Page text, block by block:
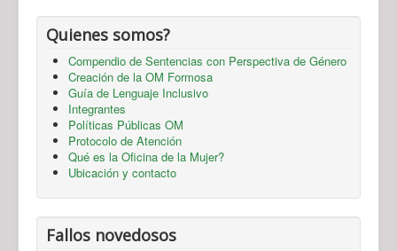
Quienes somos?
Compendio de Sentencias con Perspectiva de Género
Creación de la OM Formosa
Guía de Lenguaje Inclusivo
Integrantes
Políticas Públicas OM
Protocolo de Atención
Qué es la Oficina de la Mujer?
Ubicación y contacto
Fallos novedosos